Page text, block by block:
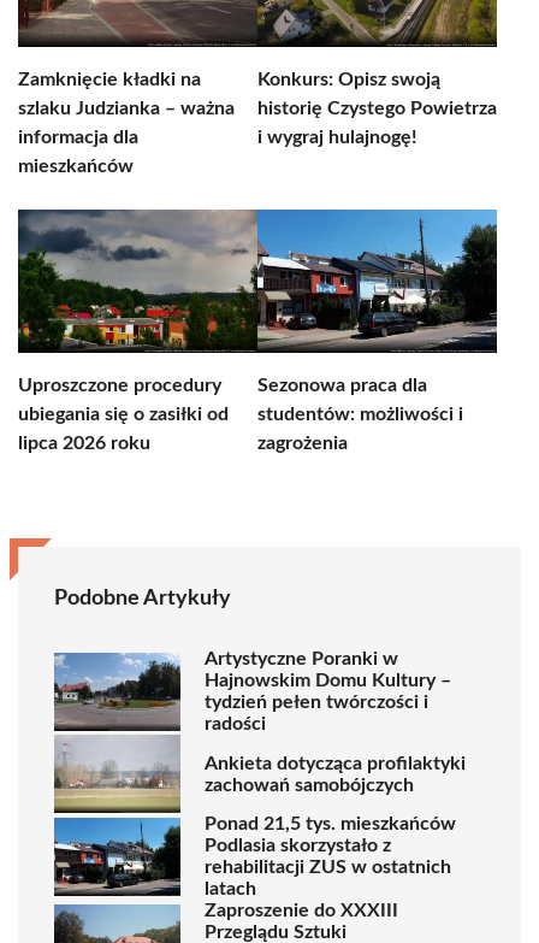
Zamknięcie kładki na
szlaku Judzianka – ważna
informacja dla
mieszkańców
Konkurs: Opisz swoją
historię Czystego Powietrza
i wygraj hulajnogę!
Uproszczone procedury
ubiegania się o zasiłki od
lipca 2026 roku
Sezonowa praca dla
studentów: możliwości i
zagrożenia
Podobne Artykuły
Artystyczne Poranki w
Hajnowskim Domu Kultury –
tydzień pełen twórczości i
radości
Ankieta dotycząca profilaktyki
zachowań samobójczych
Ponad 21,5 tys. mieszkańców
Podlasia skorzystało z
rehabilitacji ZUS w ostatnich
latach
Zaproszenie do XXXIII
Przeglądu Sztuki